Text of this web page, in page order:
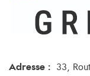
Adresse :
33,